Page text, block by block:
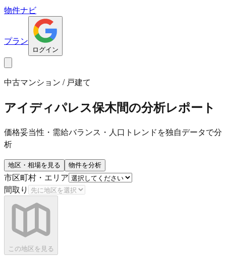
物件ナビ
プラン
ログイン
中古マンション / 戸建て
アイディパレス保木間の分析レポート
価格妥当性・需給バランス・人口トレンドを独自データで分
析
地区・相場を見る 物件を分析
市区町村・エリア
間取り
この地区を見る